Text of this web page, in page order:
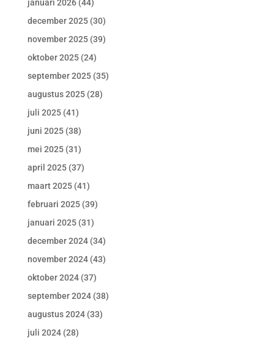
januari 2026(44)
december 2025(30)
november 2025(39)
oktober 2025(24)
september 2025(35)
augustus 2025(28)
juli 2025(41)
juni 2025(38)
mei 2025(31)
april 2025(37)
maart 2025(41)
februari 2025(39)
januari 2025(31)
december 2024(34)
november 2024(43)
oktober 2024(37)
september 2024(38)
augustus 2024(33)
juli 2024(28)